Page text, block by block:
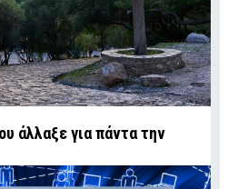
άλλαξε για πάντα την